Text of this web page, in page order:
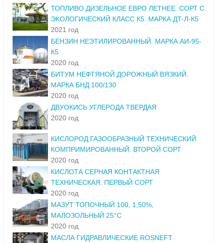
ТОПЛИВО ДИЗЕЛЬНОЕ ЕВРО ЛЕТНЕЕ. СОРТ С.
ЭКОЛОГИЧЕСКИЙ КЛАСС К5. МАРКА ДТ-Л-К5
2021 год
БЕНЗИН НЕЭТИЛИРОВАННЫЙ. МАРКА АИ-95-
К5
2020 год
БИТУМ НЕФТЯНОЙ ДОРОЖНЫЙ ВЯЗКИЙ.
МАРКА БНД 100/130
2020 год
ДВУОКИСЬ УГЛЕРОДА ТВЕРДАЯ
2020 год
КИСЛОРОД ГАЗООБРАЗНЫЙ ТЕХНИЧЕСКИЙ
КОМПРИМИРОВАННЫЙ. ВТОРОЙ СОРТ
2020 год
КИСЛОТА СЕРНАЯ КОНТАКТНАЯ
ТЕХНИЧЕСКАЯ. ПЕРВЫЙ СОРТ
2020 год
МАЗУТ ТОПОЧНЫЙ 100, 1,50%,
МАЛОЗОЛЬНЫЙ 25°С
2020 год
МАСЛА ГИДРАВЛИЧЕСКИЕ ROSNEFT